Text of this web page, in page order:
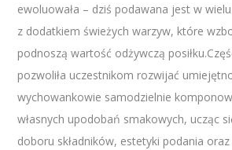
ewoluowała – dziś podawana jest w
z dodatkiem świeżych warzyw, które
podnoszą wartość odżywczą
pozwoliła uczestnikom rozwijać
wychowankowie samodzielnie
własnych upodobań smakowych, ucząc
doboru składników, estetyki podania